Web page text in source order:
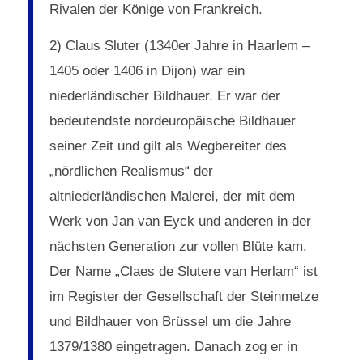
Rivalen der Könige von Frankreich.
2) Claus Sluter (1340er Jahre in Haarlem –
1405 oder 1406 in Dijon) war ein
niederländischer Bildhauer. Er war der
bedeutendste nordeuropäische Bildhauer
seiner Zeit und gilt als Wegbereiter des
„nördlichen Realismus“ der
altniederländischen Malerei, der mit dem
Werk von Jan van Eyck und anderen in der
nächsten Generation zur vollen Blüte kam.
Der Name „Claes de Slutere van Herlam“ ist
im Register der Gesellschaft der Steinmetze
und Bildhauer von Brüssel um die Jahre
1379/1380 eingetragen. Danach zog er in